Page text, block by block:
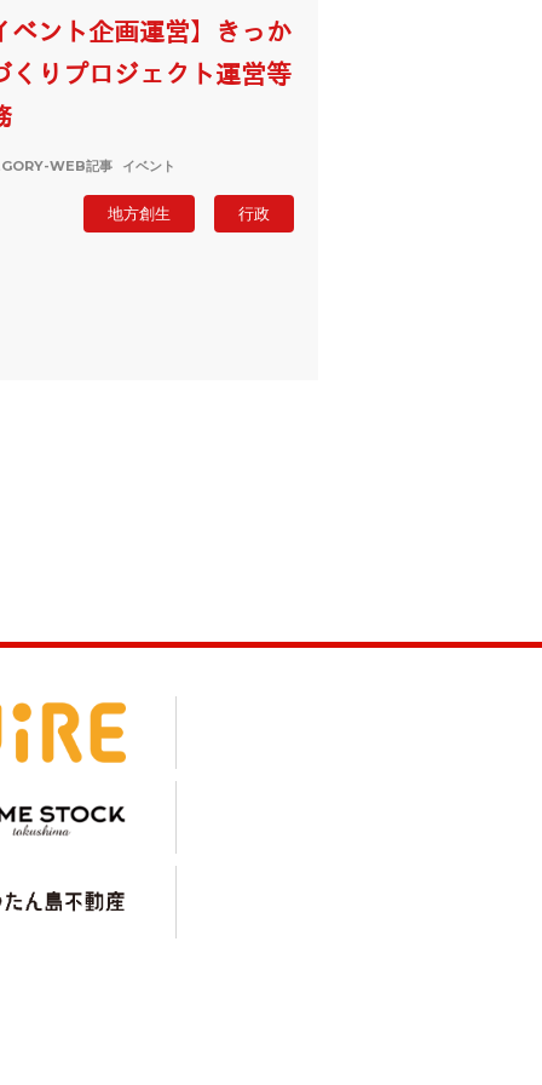
ベント企画運営】きっか
くりプロジェクト運営等
WEB記事 イベント
地方創生 行政